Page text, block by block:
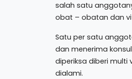
salah satu
obat – obatan dan
Satu per satu
dan menerima
diperiksa diberi multi
dialami.